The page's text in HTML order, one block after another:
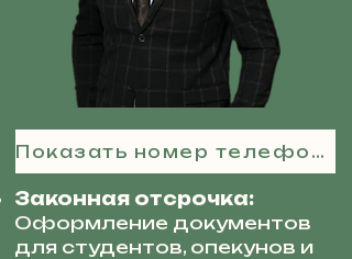
Показать номер телефона
Законная отсрочка:
Оформление документов
для студентов, опекунов и